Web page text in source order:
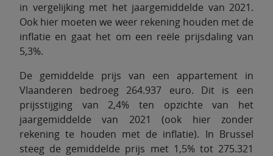
in vergelijking met het jaargemiddelde van 2021.
Ook hier moeten we weer rekening houden met de
inflatie en gaat het om een reële prijsdaling van
5,3%.
De gemiddelde prijs van een appartement in
Vlaanderen bedroeg 264.937 euro. Dit is een
prijsstijging van 2,4% ten opzichte van het
jaargemiddelde van 2021 (ook hier zonder
rekening te houden met de inflatie). In Brussel
steeg de gemiddelde prijs met 1,5% tot 275.321